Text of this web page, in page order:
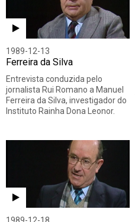
1989-12-13
Ferreira da Silva
Entrevista conduzida pelo
jornalista Rui Romano a Manuel
Ferreira da Silva, investigador do
Instituto Rainha Dona Leonor.